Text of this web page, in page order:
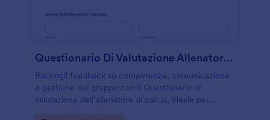
Questionario Di Valutazione Allenatore Di Calcio
Raccogli feedback su competenze, comunicazione
e gestione del gruppo con il Questionario di
valutazione dell’allenatore di calcio, ideale per